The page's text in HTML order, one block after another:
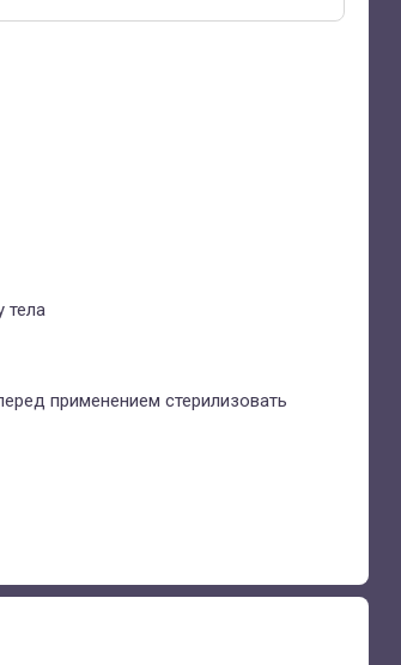
тела
применением стерилизовать